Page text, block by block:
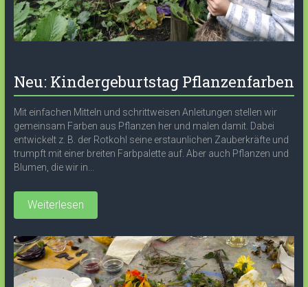
Neu: Kindergeburtstag Pflanzenfarben
Mit einfachen Mitteln und schrittweisen Anleitungen stellen wir
gemeinsam Farben aus Pflanzen her und malen damit. Dabei
entwickelt z. B. der Rotkohl seine erstaunlichen Zauberkräfte und
trumpft mit einer breiten Farbpalette auf. Aber auch Pflanzen und
Blumen, die wir in...
Weiterlesen